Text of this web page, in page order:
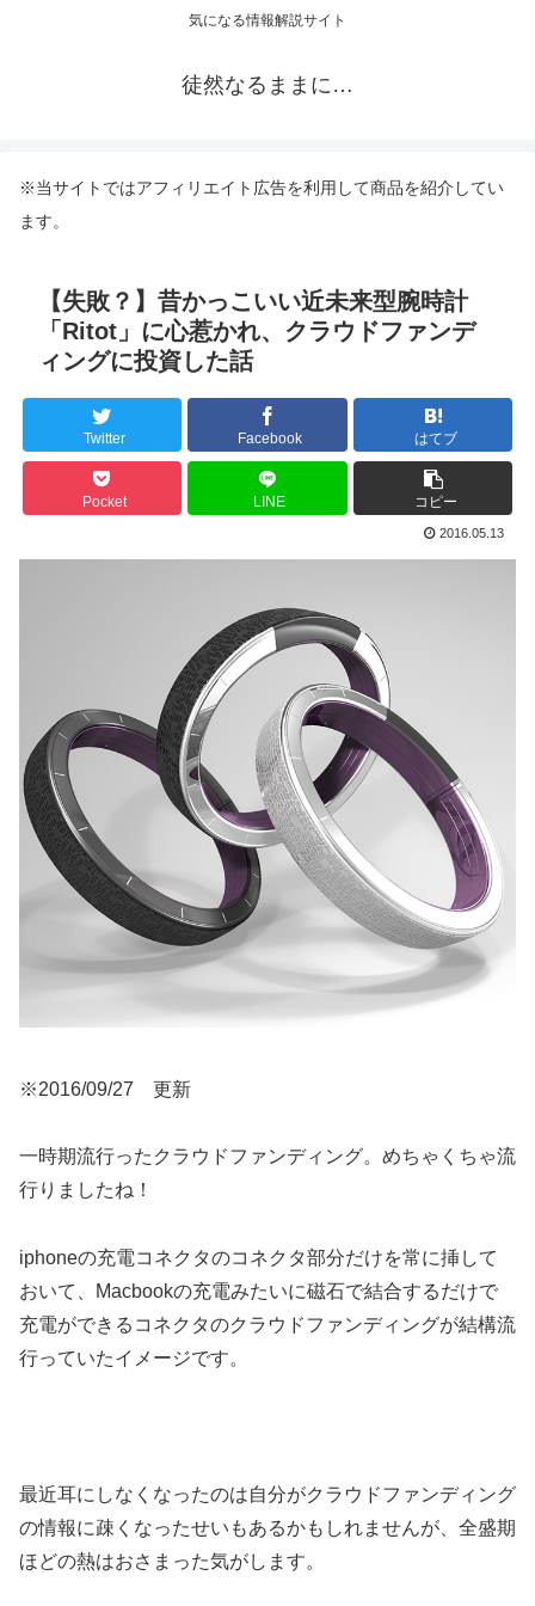
気になる情報解説サイト
徒然なるままに…
※当サイトではアフィリエイト広告を利用して商品を紹介してい
ます。
【失敗？】昔かっこいい近未来型腕時計
「Ritot」に心惹かれ、クラウドファンデ
ィングに投資した話
Twitter Facebook はてブ
Pocket LINE コピー
2016.05.13
※2016/09/27 更新
一時期流行ったクラウドファンディング。めちゃくちゃ流
行りましたね！
iphoneの充電コネクタのコネクタ部分だけを常に挿して
おいて、Macbookの充電みたいに磁石で結合するだけで
充電ができるコネクタのクラウドファンディングが結構流
行っていたイメージです。
最近耳にしなくなったのは自分がクラウドファンディング
の情報に疎くなったせいもあるかもしれませんが、全盛期
ほどの熱はおさまった気がします。